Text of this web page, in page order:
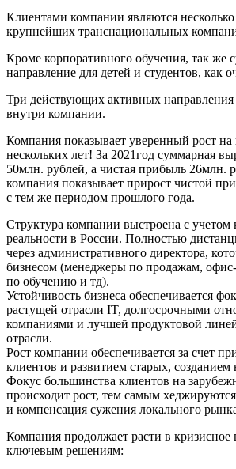
Клиентами компании являются несколько
крупнейших транснациональных
Кроме корпоративного обучения, так же
направление для детей и студентов, как
Три действующих активных направления
внутри компании.
Компания показывает уверенный рост
нескольких лет! За 2021год суммарная
50млн. рублей, а чистая прибыль 26млн.
компания показывает прирост чистой
с тем же периодом прошлого года.
Структура компании выстроена с учетом
реальности в России. Полностью
через административного директора,
бизнесом (менеджеры по продажам,
по обучению и тд).
Устойчивость бизнеса обеспечивается
растущей отрасли IT, долгосрочными
компаниями и лучшей продуктовой
отрасли.
Рост компании обеспечивается за счет
клиентов и развитием старых,
Фокус большинства клиентов на
происходит рост, тем самым
и компенсация сужения локального
Компания продолжает расти в кризисное
ключевым решениям: